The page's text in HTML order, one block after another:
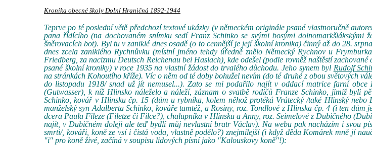
Kronika obecné školy Dolní Hraničná 1892-1944
Teprve po té poslední větě předchozí textové ukázky (v německém originále psané vlastnoručně
pana řídícího (na dochovaném snímku sedí Franz Schinko se svými bosými dolnomarkšlákskými
šněrovacích bot). Byl tu v zaniklé dnes osadě (o to cennější je její školní kronika) činný až do 28.
dnes zcela zaniklého Rychnůvku (místní jméno tehdy úředně znělo Německý Rychnov u
Friedberg, za nacizmu Deutsch Reichenau bei Haslach), kde odešel (podle rovněž naštěstí
psané školní kroniky) v roce 1935 na vlastní žádost do trvalého důchodu. Jeho synem byl Rudolf
na stránkách Kohoutího kříže). Víc o něm od té doby bohužel nevím (do té druhé z obou světových
do listopadu 1918/ snad už jít nemusel...). Zato se mi podařilo najít v oddací matrice farní obce
(Gutwasser), k níž Hlinsko náleželo a náleží, záznam o svatbě rodičů Franze Schinko, jimiž byli
Schinko, kovář v Hlinsku čp. 15 (dům u rybníka, kolem něhož protéká Vrátecký /také Hlinský nebo
manželský syn Adalberta Schinko, kováře tamtéž, a Rosiny, roz. Tondlové z Hlinska čp. 4 (i ten dům
dcera Paula Fileze (Filetze či Filce?), chalupníka v Hlinsku a Anny, roz. Seimelové z Dubičného
najít, v Dubičném doleji ale teď bydlí můj nevlastní bratr Václav). Na webu pak nacházím i svou
smrti/, kováři, koně ze vsí i čistá voda, vlastně podělo?) znejmilejší (i když děda Komárek mně jí
"i" pro koně živé, začíná v soupisu lidových písní jako "Kalouskovy koně"!):